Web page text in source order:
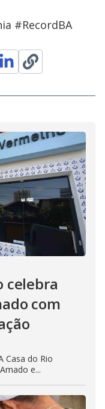
#RecordBA
celebra
com
Casa do Rio
e...